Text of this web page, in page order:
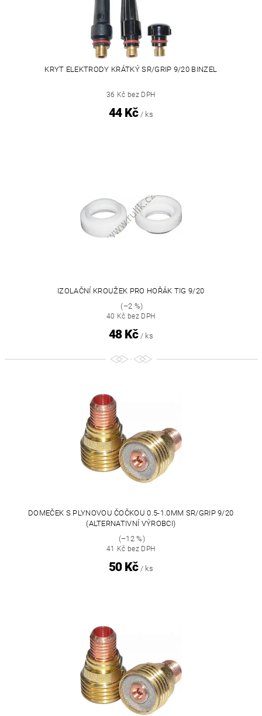
KRYT ELEKTRODY KRÁTKÝ SR/GRIP 9/20 BINZEL
36 Kč bez DPH
44 Kč / ks
IZOLAČNÍ KROUŽEK PRO HOŘÁK TIG 9/20
(–2 %)
40 Kč bez DPH
48 Kč / ks
DOMEČEK S PLYNOVOU ČOČKOU 0.5-1.0MM SR/GRIP 9/20
(ALTERNATIVNÍ VÝROBCI)
(–12 %)
41 Kč bez DPH
50 Kč / ks